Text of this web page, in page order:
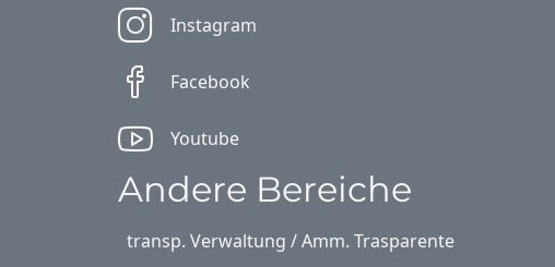
Instagram
Facebook
Youtube
Andere Bereiche
transp. Verwaltung / Amm. Trasparente